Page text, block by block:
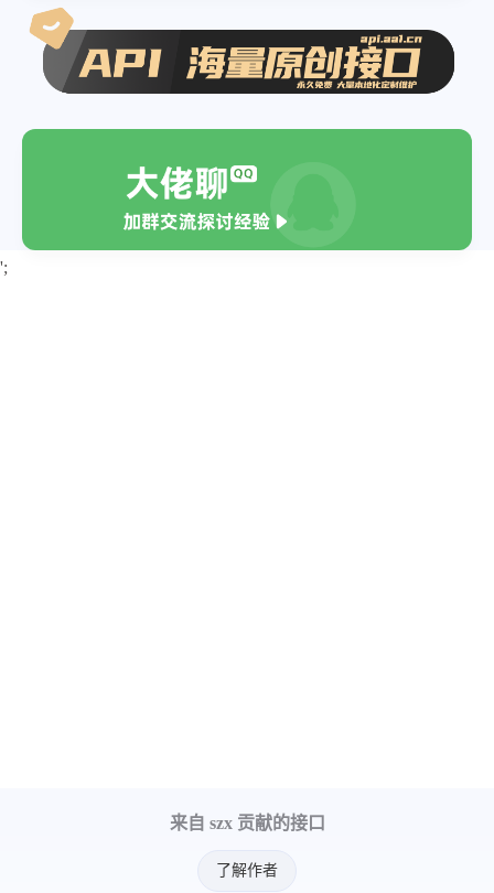
}
';
来自 szx 贡献的接口
了解作者